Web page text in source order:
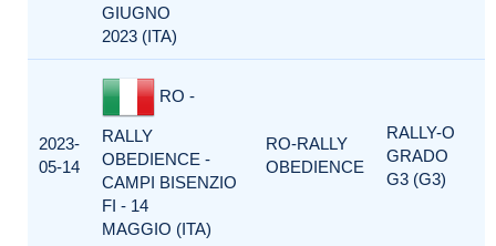
GIUGNO
2023 (ITA)
2023-
05-14
RO -
RALLY
OBEDIENCE -
CAMPI BISENZIO
FI - 14
MAGGIO (ITA)
RO-RALLY
OBEDIENCE
RALLY-O
GRADO
G3 (G3)